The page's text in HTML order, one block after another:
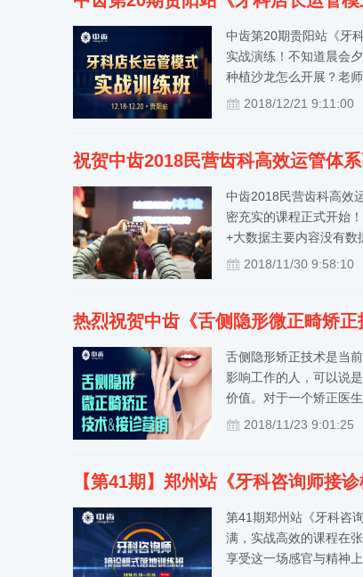
中齿第20期贵阳站《牙
实战演练！不知道晨会
种植沙龙怎么开展？老
2018/12/21 9:11:00
祝贺中齿2018民营齿科高效运管体
中齿2018民营齿科高效
密充实的课程正式开始
+大数据主要内容没有数
2018/11/30 9:58:10
热烈祝贺中齿《舌侧隐形微正畸矫
舌侧隐形矫正技术是当
影响工作的人，可以说
价值。对于一个矫正医
2018/11/23 9:01:25
【第41期】郑州站《牙科咨询师接
第41期郑州站《牙科咨
满，实战高效的课程在
享受这一场感官与精神